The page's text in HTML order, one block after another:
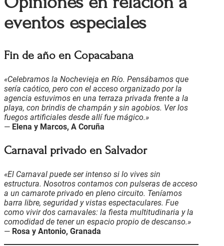
eventos especiales
Fin de año en Copacabana
«Celebramos la Nochevieja en Río. Pensábamos que
sería caótico, pero con el acceso organizado por la
agencia estuvimos en una terraza privada frente a la
playa, con brindis de champán y sin agobios. Ver los
fuegos artificiales desde allí fue mágico.»
— Elena y Marcos, A Coruña
Carnaval privado en Salvador
«El Carnaval puede ser intenso si lo vives sin
estructura. Nosotros contamos con pulseras de acceso
a un camarote privado en pleno circuito. Teníamos
barra libre, seguridad y vistas espectaculares. Fue
como vivir dos carnavales: la fiesta multitudinaria y la
comodidad de tener un espacio propio de descanso.»
— Rosa y Antonio, Granada